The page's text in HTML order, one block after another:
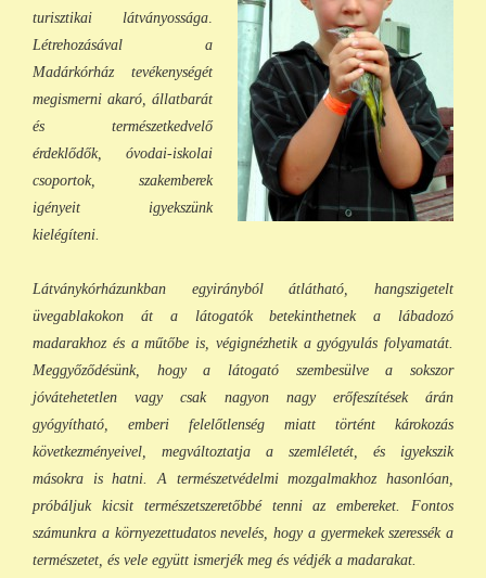
turisztikai látványossága.
Létrehozásával a
Madárkórház tevékenységét
megismerni akaró, állatbarát
és természetkedvelő
érdeklődők, óvodai-iskolai
csoportok, szakemberek
igényeit igyekszünk
kielégíteni.
Látványkórházunkban egyirányból átlátható, hangszigetelt
üvegablakokon át a látogatók betekinthetnek a lábadozó
madarakhoz és a műtőbe is, végignézhetik a gyógyulás folyamatát.
Meggyőződésünk, hogy a látogató szembesülve a sokszor
jóvátehetetlen vagy csak nagyon nagy erőfeszítések árán
gyógyítható, emberi felelőtlenség miatt történt károkozás
következményeivel, megváltoztatja a szemléletét, és igyekszik
másokra is hatni. A természetvédelmi mozgalmakhoz hasonlóan,
próbáljuk kicsit természetszeretőbbé tenni az embereket. Fontos
számunkra a környezettudatos nevelés, hogy a gyermekek szeressék a
természetet, és vele együtt ismerjék meg és védjék a madarakat.